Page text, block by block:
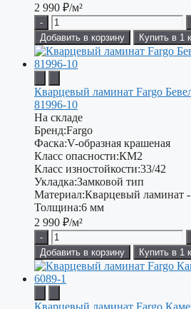
2 990 ₽/м²
-
Добавить в корзину
Купить в 1
Кварцевый ламинат Fargo
81996-10
На складе
Бренд:Fargo
Фаска:V-образная крашеная
Класс опасности:КМ2
Класс изностойкости:33/42
Укладка:Замковой тип
Материал:Кварцевый ламинат -
Толщина:6 мм
2 990 ₽/м²
-
Добавить в корзину
Купить в 1
Кварцевый ламинат Fargo